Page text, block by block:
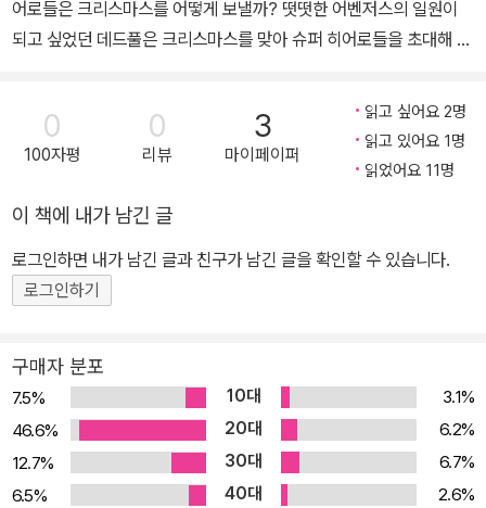
어로들은 크리스마스를 어떻게 보낼까? 떳떳한 어벤저스의 일원이
되고 싶었던 데드풀은 크리스마스를 맞아 슈퍼 히어로들을 초대해 파
벤저가 파티에 참석해 모두 함께 단란한 시간을 보내는데…. 때와 장
소를 가리지 않는 데드풀의 저질 농담 주머니가 어김없이 터지고 만
다. 어벤저스도 스파이더맨이 그랬듯 데드풀의 정의롭지 않은 말본새
12를 마지막으로 발간이 종료된다. 정답게 티격태격하는 스파이더맨
과 데드풀의 모습을 이슈로 만날 수 있는 마지막 기회.
0
100자평
0
리뷰
3
마이페이퍼
읽고 싶어요 2명
읽고 있어요 1명
읽었어요 11명
이 책에 내가 남긴 글
로그인하면 내가 남긴 글과 친구가 남긴 글을 확인할 수 있습니다.
로그인하기
구매자 분포
7.5% 10대
3.1%
46.6%
20대
6.2%
12.7%
30대
6.7%
6.5%
40대
2.6%